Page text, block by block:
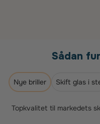
Sådan
Nye briller Skift glas i
Topkvalitet til markedets